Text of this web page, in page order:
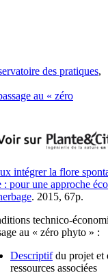
des pratiques,
au « zéro
intégrer la flore
: pour une approche
. 2015, 67p.
technico-
au « zéro phyto » :
Descriptifdu projet et
ressources associées